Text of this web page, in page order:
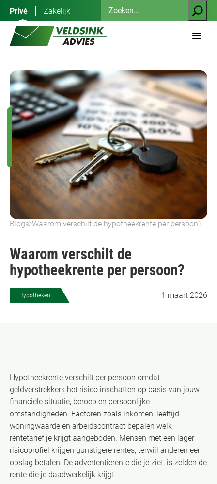
inhoud
Privé Zakelijk
Zoeken
Blogs Waarom verschilt de hypotheekrente per persoon?
Waarom verschilt de
hypotheekrente per persoon?
Hypotheken 1 maart 2026
Hypotheekrente verschilt per persoon omdat
geldverstrekkers het risico inschatten op basis van jouw
financiële situatie, beroep en persoonlijke
omstandigheden. Factoren zoals inkomen, leeftijd,
woningwaarde en arbeidscontract bepalen welk
rentetarief je krijgt aangeboden. Mensen met een lager
risicoprofiel krijgen gunstigere rentes, terwijl anderen een
opslag betalen. De advertentierente die je ziet, is zelden de
rente die je daadwerkelijk krijgt.